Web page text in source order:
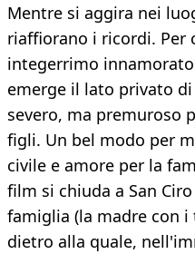
Mentre si aggira nei
riaffiorano i ricordi. Per
integerrimo
emerge il lato privato
severo, ma premuroso
figli. Un bel modo per
civile e amore per la
film si chiuda a San
famiglia (la madre con
dietro alla quale,